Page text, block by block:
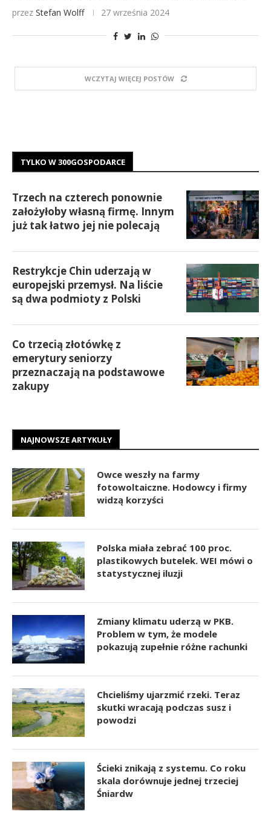
przez Stefan Wolff 27 września 2024
WCZYTAJ WIĘCEJ POSTÓW
TYLKO W 300GOSPODARCE
Trzech na czterech ponownie
założyłoby własną firmę. Innym
już tak łatwo jej nie polecają
Restrykcje Chin uderzają w
europejski przemysł. Na liście
są dwa podmioty z Polski
Co trzecią złotówkę z
emerytury seniorzy
przeznaczają na podstawowe
zakupy
NAJNOWSZE ARTYKUŁY
Owce weszły na farmy
fotowoltaiczne. Hodowcy i firmy
widzą korzyści
Polska miała zebrać 100 proc.
plastikowych butelek. WEI mówi o
statystycznej iluzji
Zmiany klimatu uderzą w PKB.
Problem w tym, że modele
pokazują zupełnie różne rachunki
Chcieliśmy ujarzmić rzeki. Teraz
skutki wracają podczas susz i
powodzi
Ścieki znikają z systemu. Co roku
skala dorównuje jednej trzeciej
Śniardw